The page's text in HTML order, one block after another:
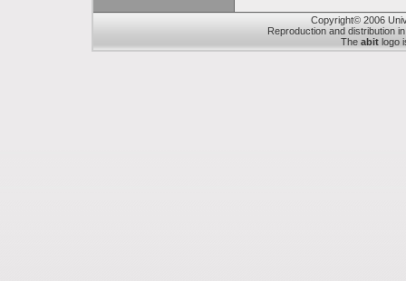
Copyright© 2006
Reproduction and distribution
The abit logo